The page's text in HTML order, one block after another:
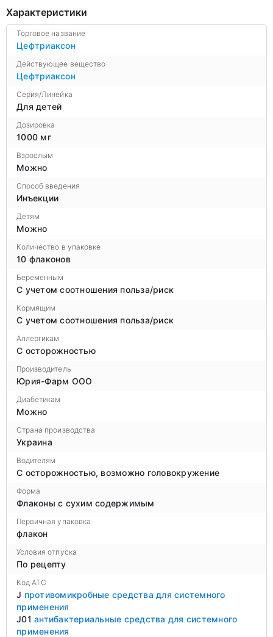
Характеристики
Торговое название
Цефтриаксон
Действующее вещество
Цефтриаксон
Серия/Линейка
Для детей
Дозировка
1000 мг
Взрослым
Можно
Способ введения
Инъекции
Детям
Можно
Количество в упаковке
10 флаконов
Беременным
С учетом соотношения польза/риск
Кормящим
С учетом соотношения польза/риск
Аллергикам
С осторожностью
Производитель
Юрия-Фарм ООО
Диабетикам
Можно
Страна производства
Украина
Водителям
С осторожностью, возможно головокружение
Форма
Флаконы с сухим содержимым
Первичная упаковка
флакон
Условия отпуска
По рецепту
Код ATC
J противомикробные средства для системного
применения
J01 антибактериальные средства для системного
применения